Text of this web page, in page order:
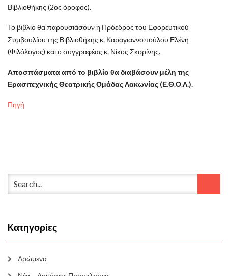
Βιβλιοθήκης (2ος όροφος).
Το βιβλίο θα παρουσιάσουν η Πρόεδρος του Εφορευτικού
Συμβουλίου της Βιβλιοθήκης κ. Καραγιαννοπούλου Ελένη
(Φιλόλογος) και ο συγγραφέας κ. Νίκος Σκορίνης.
Αποσπάσματα από το βιβλίο θα διαβάσουν μέλη της
Ερασιτεχνικής Θεατρικής Ομάδας Λακωνίας (Ε.Θ.Ο.Λ.).
Πηγή
Kατηγορίες
Δρώμενα